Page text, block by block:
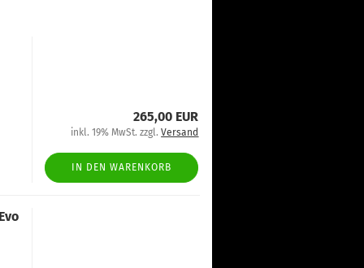
265,00 EUR
inkl. 19% MwSt. zzgl.Versand
IN DEN WARENKORB